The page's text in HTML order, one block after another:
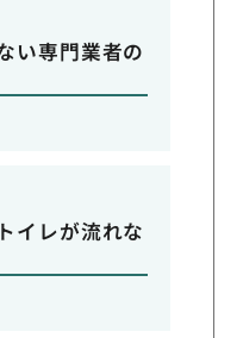
い専門業者の
イレが流れな